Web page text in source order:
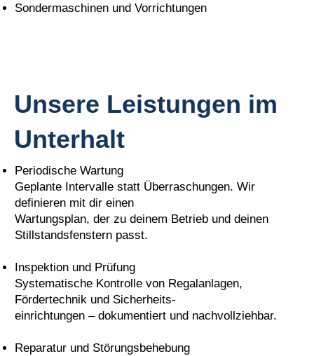
Sondermaschinen und Vorrichtungen
Unsere Leistungen im
Unterhalt
Periodische Wartung
Geplante Intervalle statt Überraschungen. Wir
definieren mit dir einen
Wartungsplan, der zu deinem Betrieb und deinen
Stillstandsfenstern passt.
Inspektion und Prüfung
Systematische Kontrolle von Regalanlagen,
Fördertechnik und Sicherheits-
einrichtungen – dokumentiert und nachvollziehbar.
Reparatur und Störungsbehebung